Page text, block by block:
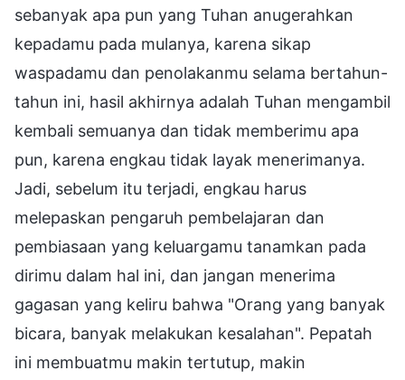
sebanyak apa pun yang Tuhan anugerahkan
kepadamu pada mulanya, karena sikap
waspadamu dan penolakanmu selama bertahun-
tahun ini, hasil akhirnya adalah Tuhan mengambil
kembali semuanya dan tidak memberimu apa
pun, karena engkau tidak layak menerimanya.
Jadi, sebelum itu terjadi, engkau harus
melepaskan pengaruh pembelajaran dan
pembiasaan yang keluargamu tanamkan pada
dirimu dalam hal ini, dan jangan menerima
gagasan yang keliru bahwa "Orang yang banyak
bicara, banyak melakukan kesalahan". Pepatah
ini membuatmu makin tertutup, makin